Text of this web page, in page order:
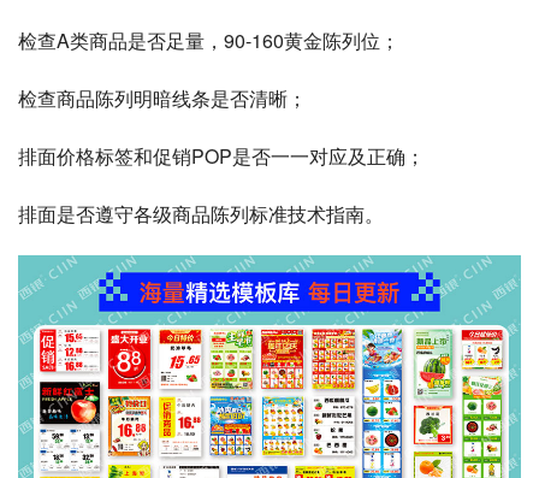
检查A类商品是否足量，90-160黄金陈列位；
检查商品陈列明暗线条是否清晰；
排面价格标签和促销POP是否一一对应及正确；
排面是否遵守各级商品陈列标准技术指南。